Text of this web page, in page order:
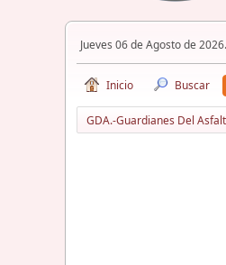
Jueves 06 de Agosto de
Inicio Buscar
GDA.-Guardianes Del